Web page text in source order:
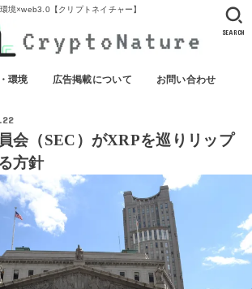
環境×web3.0【クリプトネイチャー】
環境 広告掲載について お問い合わせ
SEARCH
会（SEC）がXRPを巡りリップ
方針